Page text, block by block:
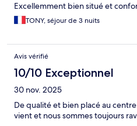
Excellemment bien situé et
TONY, séjour de 3 nuits
Avis vérifié
10/10 Exceptionnel
30 nov. 2025
De qualité et bien placé au
vient et nous sommes toujours